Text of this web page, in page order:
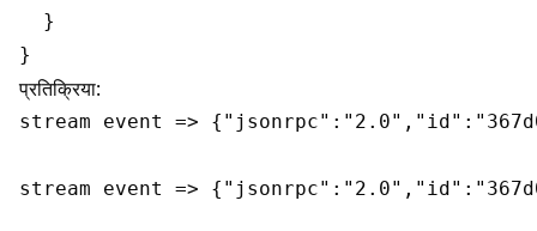
  }
प्रतिक्रिया:
stream event =>
stream event =>